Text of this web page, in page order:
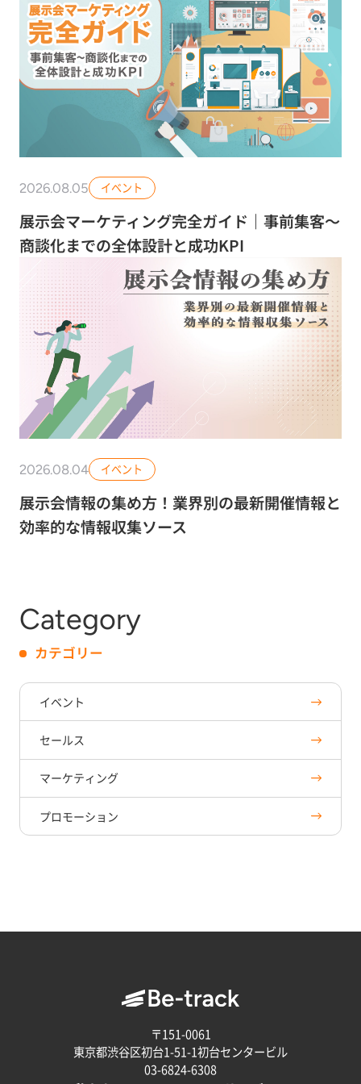
2026.08.05 イベント
展示会マーケティング完全ガイド｜事前集客〜
商談化までの全体設計と成功KPI
2026.08.04 イベント
展示会情報の集め方！業界別の最新開催情報と
効率的な情報収集ソース
Category
カテゴリー
イベント
セールス
マーケティング
プロモーション
〒151-0061
東京都渋谷区初台1-51-1初台センタービル
03-6824-6308